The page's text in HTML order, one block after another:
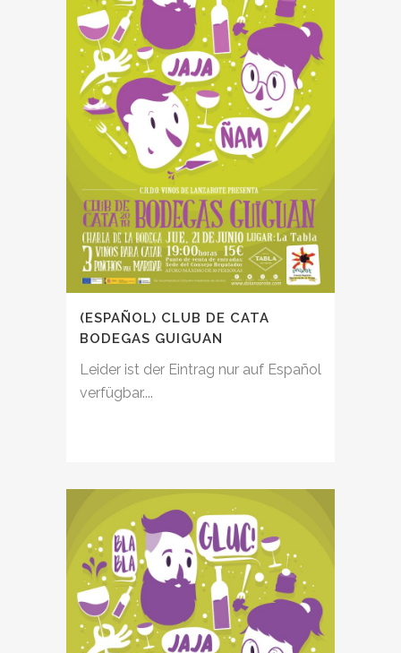
(ESPAÑOL) CLUB DE CATA
BODEGAS GUIGUAN
Leider ist der Eintrag nur auf Español
verfügbar....